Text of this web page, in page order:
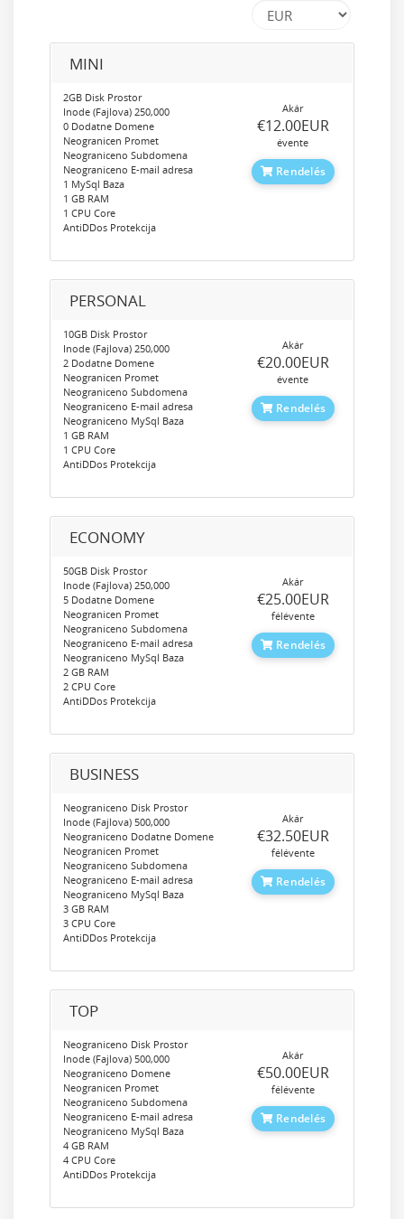
MINI
2GB Disk Prostor
Inode (Fajlova) 250,000
0 Dodatne Domene
Neogranicen Promet
Neograniceno Subdomena
Neograniceno E-mail adresa
1 MySql Baza
1 GB RAM
1 CPU Core
AntiDDos Protekcija
Akár
‎€12.00EUR
évente
Rendelés
PERSONAL
10GB Disk Prostor
Inode (Fajlova) 250,000
2 Dodatne Domene
Neogranicen Promet
Neograniceno Subdomena
Neograniceno E-mail adresa
Neograniceno MySql Baza
1 GB RAM
1 CPU Core
AntiDDos Protekcija
Akár
‎€20.00EUR
évente
Rendelés
ECONOMY
50GB Disk Prostor
Inode (Fajlova) 250,000
5 Dodatne Domene
Neogranicen Promet
Neograniceno Subdomena
Neograniceno E-mail adresa
Neograniceno MySql Baza
2 GB RAM
2 CPU Core
AntiDDos Protekcija
Akár
‎€25.00EUR
félévente
Rendelés
BUSINESS
Neograniceno Disk Prostor
Inode (Fajlova) 500,000
Neograniceno Dodatne Domene
Neogranicen Promet
Neograniceno Subdomena
Neograniceno E-mail adresa
Neograniceno MySql Baza
3 GB RAM
3 CPU Core
AntiDDos Protekcija
Akár
‎€32.50EUR
félévente
Rendelés
TOP
Neograniceno Disk Prostor
Inode (Fajlova) 500,000
Neograniceno Domene
Neogranicen Promet
Neograniceno Subdomena
Neograniceno E-mail adresa
Neograniceno MySql Baza
4 GB RAM
4 CPU Core
AntiDDos Protekcija
Akár
‎€50.00EUR
félévente
Rendelés